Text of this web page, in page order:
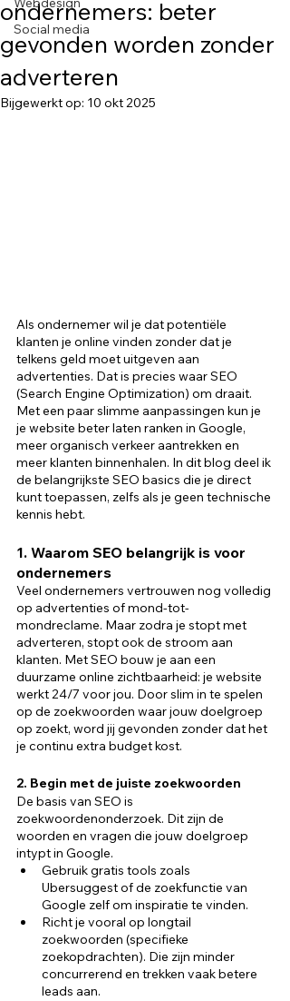
Social media
ondernemers: beter
gevonden worden zonder
adverteren
Bijgewerkt op: 10 okt 2025
Als ondernemer wil je dat potentiële
klanten je online vinden zonder dat je
telkens geld moet uitgeven aan
advertenties. Dat is precies waar SEO
(Search Engine Optimization) om draait.
Met een paar slimme aanpassingen kun je
je website beter laten ranken in Google,
meer organisch verkeer aantrekken en
meer klanten binnenhalen. In dit blog deel ik
de belangrijkste SEO basics die je direct
kunt toepassen, zelfs als je geen technische
kennis hebt.
1. Waarom SEO belangrijk is voor
ondernemers
Veel ondernemers vertrouwen nog volledig
op advertenties of mond-tot-
mondreclame. Maar zodra je stopt met
adverteren, stopt ook de stroom aan
klanten. Met SEO bouw je aan een
duurzame online zichtbaarheid: je website
werkt 24/7 voor jou. Door slim in te spelen
op de zoekwoorden waar jouw doelgroep
op zoekt, word jij gevonden zonder dat het
je continu extra budget kost.
2. Begin met de juiste zoekwoorden
De basis van SEO is
zoekwoordenonderzoek. Dit zijn de
woorden en vragen die jouw doelgroep
intypt in Google.
Gebruik gratis tools zoals
Ubersuggest of de zoekfunctie van
Google zelf om inspiratie te vinden.
Richt je vooral op longtail
zoekwoorden (specifieke
zoekopdrachten). Die zijn minder
concurrerend en trekken vaak betere
leads aan.